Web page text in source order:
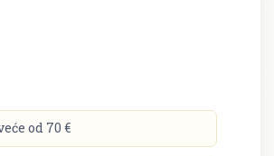
od 70 €